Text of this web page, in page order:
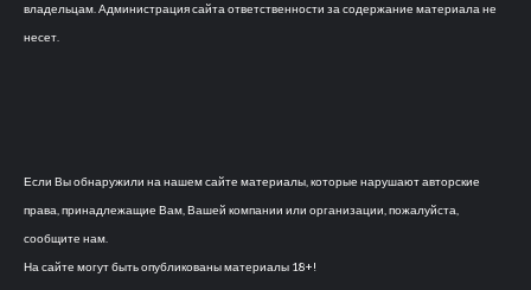
владельцам. Администрация сайта ответственности за содержание материала не
несет.
Если Вы обнаружили на нашем сайте материалы, которые нарушают авторские
права, принадлежащие Вам, Вашей компании или организации, пожалуйста,
сообщите нам.
На сайте могут быть опубликованы материалы 18+!